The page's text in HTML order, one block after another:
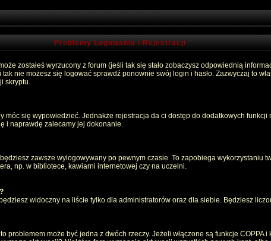
Problemy Logowania i Rejestracji
zostałeś wyrzucony z forum (jeśli tak się stało zobaczysz odpowiednią
nie możesz się logować sprawdź ponownie swój login i hasło. Zazwyczaj to
skryptu.
się wypowiedzieć. Jednakże rejestracja da ci dostęp do dodatkowych
i naprawdę zalecamy jej dokonanie.
zawsze wylogowywany po pewnym czasie. To zapobiega wykorzystaniu
np. w bibliotece, kawiarni internetowej czy na uczelni.
będziesz widoczny na liście tylko dla administratorów oraz dla siebie. Będziesz
może być jedna z dwóch rzeczy. Jeżeli włączone są funkcje COPPA i